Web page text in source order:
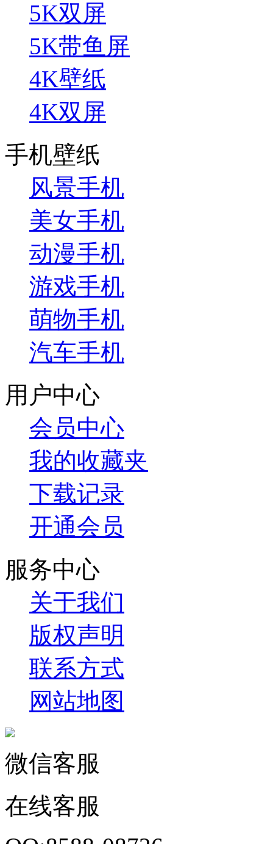
5K双屏
5K带鱼屏
4K壁纸
4K双屏
手机壁纸
风景手机
美女手机
动漫手机
游戏手机
萌物手机
汽车手机
用户中心
会员中心
我的收藏夹
下载记录
开通会员
服务中心
关于我们
版权声明
联系方式
网站地图
微信客服
在线客服